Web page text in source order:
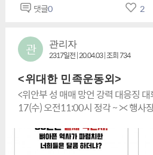
댓글0 2
관 관리자
2317일전 | 20.04.03 | 조회 734
<위대한 민족운동외>
<위안부 성 매매 망언 강력 대응징
17(수) 오전11:00시 정각 ~ >< 행사
일원>☆<기자보도문>☆(1). 자신의
해자를 '자발적 매춘부'라고 한 “램